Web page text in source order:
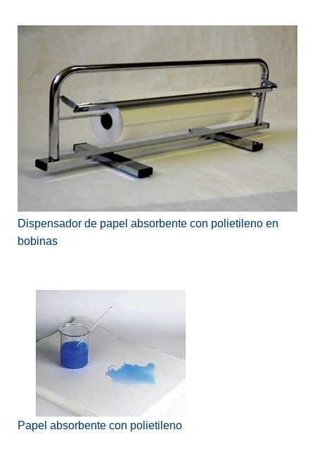
Dispensador de papel absorbente con polietileno en
bobinas
Papel absorbente con polietileno